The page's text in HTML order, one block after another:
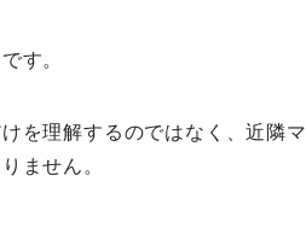
す。
を理解するのではなく、近隣マ
ません。